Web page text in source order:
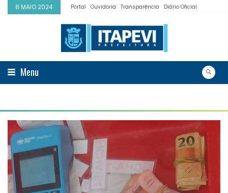
8 MAIO 2024 Portal Ouvidoria Transparência Diário Oficial
Menu